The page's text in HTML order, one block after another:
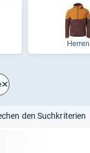
Herren
den Suchkriterien